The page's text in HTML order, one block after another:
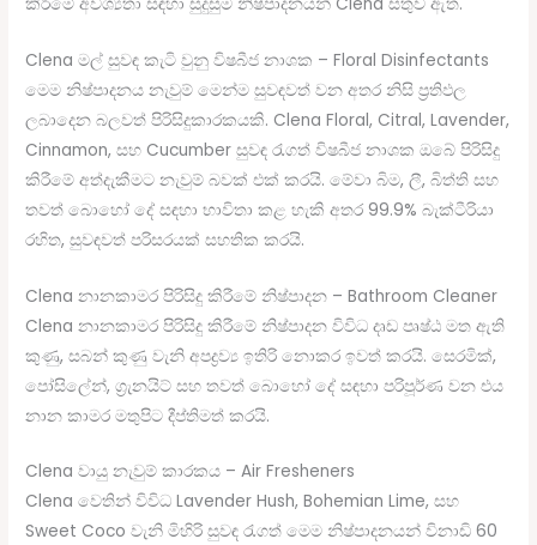
Clena මල් සුවඳ කැටි වුනු විෂබීජ නාශක – Floral Disinfectants
මෙම නිෂ්පාදනය නැවුම් මෙන්ම සුවඳවත් වන අතර නිසි ප්‍රතිඵල
ලබාදෙන බලවත් පිරිසිදුකාරකයකි. Clena Floral, Citral, Lavender,
Cinnamon, සහ Cucumber සුවඳ රැගත් විෂබීජ නාශක ඔබේ පිරිසිදු
කිරීමේ අත්දැකීමට නැවුම් බවක් එක් කරයි. මේවා බිම, ලී, බිත්ති සහ
තවත් බොහෝ දේ සඳහා භාවිතා කළ හැකි අතර 99.9% බැක්ටීරියා
රහිත, සුවඳවත් පරිසරයක් සහතික කරයි.
Clena නානකාමර පිරිසිදු කිරීමේ නිෂ්පාදන – Bathroom Cleaner
Clena නානකාමර පිරිසිදු කිරීමේ නිෂ්පාදන විවිධ දෘඩ පෘෂ්ඨ මත ඇති
කුණු, සබන් කුණු වැනි අපද්‍රව්‍ය ඉතිරි නොකර ඉවත් කරයි. සෙරමික්,
පෝසිලේන්, ග්‍රැනයිට් සහ තවත් බොහෝ දේ සඳහා පරිපූර්ණ වන එය
නාන කාමර මතුපිට දීප්තිමත් කරයි.
Clena වායු නැවුම් කාරකය – Air Fresheners
Clena වෙතින් විවිධ Lavender Hush, Bohemian Lime, සහ
Sweet Coco වැනි මිහිරි සුවඳ රැගත් මෙම නිෂ්පාදනයන් විනාඩි 60